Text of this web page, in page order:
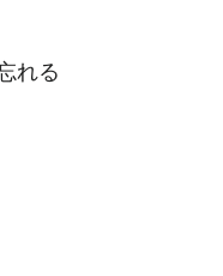
れる